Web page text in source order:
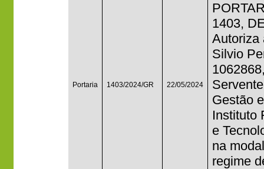
Portaria 1403/2024/GR 22/05/2024
1403,
Autoriza
Silvio
Gestão
Instituto
e
na
regime